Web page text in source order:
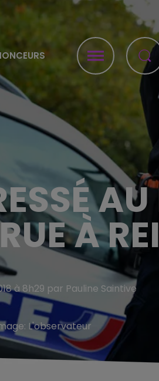
À
à 8h29 par Pauline Saintive
L'observateur